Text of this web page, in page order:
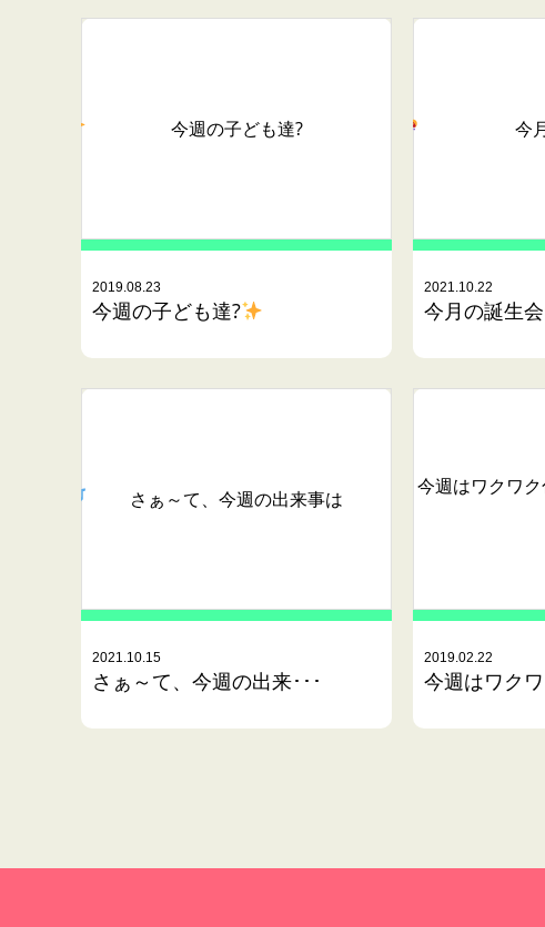
今週の子ども達?
2019.08.23
今週の子ども達?
今
2021.10.22
今月の誕生会
さぁ～て、今週の出来事は
2021.10.15
さぁ～て、今週の出来･･･
今週はワクワ
2019.02.22
今週はワク